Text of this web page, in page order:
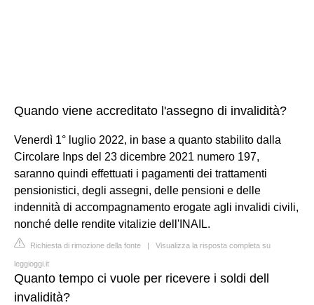
Quando viene accreditato l'assegno di invalidità?
Venerdì 1° luglio 2022, in base a quanto stabilito dalla
Circolare Inps del 23 dicembre 2021 numero 197,
saranno quindi effettuati i pagamenti dei trattamenti
pensionistici, degli assegni, delle pensioni e delle
indennità di accompagnamento erogate agli invalidi civili,
nonché delle rendite vitalizie dell'INAIL.
Richiesta di rimozione della fonte | Visualizza la risposta completa su
leggioggi.it
Quanto tempo ci vuole per ricevere i soldi dell
invalidità?